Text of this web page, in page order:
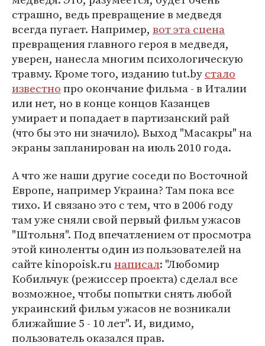
страшно, ведь превращение в медведя
всегда пугает. Например, вот эта сцена
превращения главного героя в медведя,
уверен, нанесла многим психологическую
травму. Кроме того, изданию tut.byстало
известнопро окончание фильма - в Италии
или нет, но в конце концов Казанцев
умирает и попадает в партизанский рай
(что бы это ни значило). Выход "Масакры" на
экраны запланирован на июль 2010 года.
А что же наши другие соседи по Восточной
Европе, например Украина? Там пока все
тихо. И связано это с тем, что в 2006 году
там уже сняли свой первый фильм ужасов
"Штольня". Под впечатлением от просмотра
этой киноленты один из пользователей на
сайте kinopoisk.ruнаписал: "Любомир
Кобильчук (режиссер проекта) сделал все
возможное, чтобы попытки снять любой
украинский фильм ужасов не возникали
ближайшие 5 - 10 лет". И, видимо,
пользователь оказался прав.